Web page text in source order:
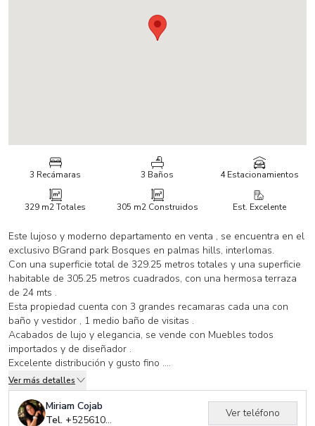
3 Recámaras 3 Baños 4 Estacionamientos
329 m2Totales 305 m2Construidos Est. Excelente
Este lujoso y moderno departamento en venta , se encuentra en el
exclusivo BGrand park Bosques en palmas hills, interlomas.
Con una superficie total de 329.25 metros totales y una superficie
habitable de 305.25 metros cuadrados, con una hermosa terraza
de 24 mts .
Esta propiedad cuenta con 3 grandes recamaras cada una con
baño y vestidor , 1 medio baño de visitas .
Acabados de lujo y elegancia, se vende con Muebles todos
importados y de diseñador .
Excelente distribución y gusto fino .
Sala comedor que se integran a la terraza .
Amplia cocina con barra -desayunador y walkin despensa.
Área de lavado y cuarto de servicio.
Cuenta también 4 lugares de estacionamiento y dos bodegas.
Ver más detalles
Miriam Cojab
Tel. +525610754380
Ver teléfono